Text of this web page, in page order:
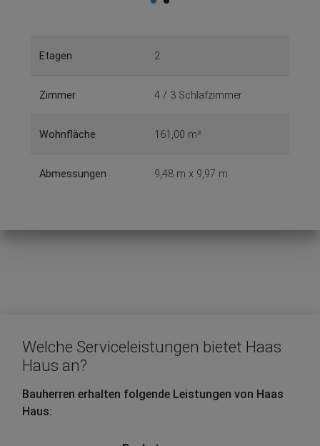
Etagen 2
Zimmer 4 / 3 Schlafzimmer
Wohnfläche 161,00 m²
Abmessungen 9,48 m x 9,97 m
Welche Serviceleistungen bietet Haas
Haus an?
Bauherren erhalten folgende Leistungen von Haas
Haus: